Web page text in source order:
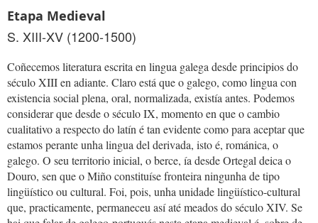
Etapa Medieval
S. XIII-XV (1200-1500)
Coñecemos literatura escrita en lingua galega desde principios do
século XIII en adiante. Claro está que o galego, como lingua con
existencia social plena, oral, normalizada, existía antes. Podemos
considerar que desde o século IX, momento en que o cambio
cualitativo a respecto do latín é tan evidente como para aceptar que
estamos perante unha lingua del derivada, isto é, románica, o
galego. O seu territorio inicial, o berce, ía desde Ortegal deica o
Douro, sen que o Miño constituíse fronteira ningunha de tipo
lingüístico ou cultural. Foi, pois, unha unidade lingüístico-cultural
que, practicamente, permaneceu así até meados do século XIV. Se